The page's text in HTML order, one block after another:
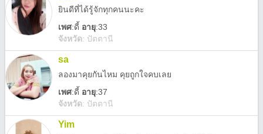
ยินดีที่ได้รู้จักทุกคนนะคะ
เพศ:ดี้ อายุ:33
จังหวัด: ปัตตานี
sa
ลองมาคุยกันไหม คุยถูกใจคบเลย
เพศ:ดี้ อายุ:37
จังหวัด: ปัตตานี
Yim